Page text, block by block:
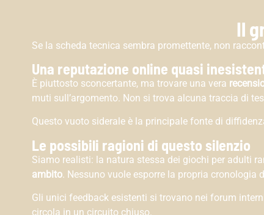
Il
Se la scheda tecnica sembra promettente, non
Una reputazione online quasi
È piuttosto sconcertante, ma trovare una vera
muti sull’argomento. Non si trova alcuna traccia di
Questo vuoto siderale è la principale fonte di
Le possibili ragioni di questo silenzio
Siamo realisti: la natura stessa dei giochi per adulti
ambito. Nessuno vuole esporre la propria cronologia
Gli unici feedback esistenti si trovano nei forum
circola in un circuito chiuso.